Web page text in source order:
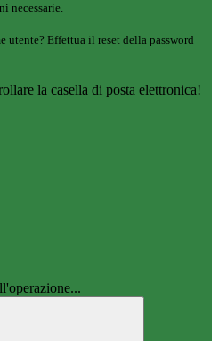
necessarie.
utente? Effettua il reset della password
la casella di posta elettronica!